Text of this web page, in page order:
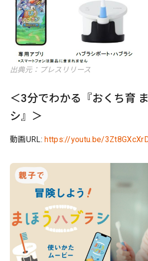
出典元：プレスリリース
＜3分でわかる『おくち育
シ』＞
動画URL:https://youtu.be/